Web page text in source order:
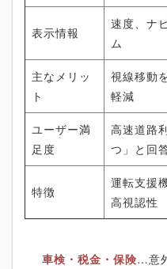
表示情報
速度、ナ
ム
主なメリッ
ト
視線移動
軽減
ユーザー満
足度
高速道路
つ」と回
特徴
運転支援
高視認性
車検・税金・保険…意